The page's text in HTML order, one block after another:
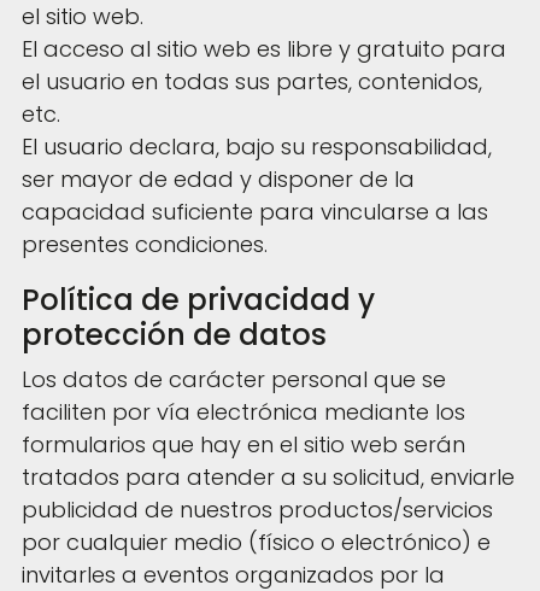
el sitio web.
El acceso al sitio web es libre y gratuito para
el usuario en todas sus partes, contenidos,
etc.
El usuario declara, bajo su responsabilidad,
ser mayor de edad y disponer de la
capacidad suficiente para vincularse a las
presentes condiciones.
Política de privacidad y
protección de datos
Los datos de carácter personal que se
faciliten por vía electrónica mediante los
formularios que hay en el sitio web serán
tratados para atender a su solicitud, enviarle
publicidad de nuestros productos/servicios
por cualquier medio (físico o electrónico) e
invitarles a eventos organizados por la